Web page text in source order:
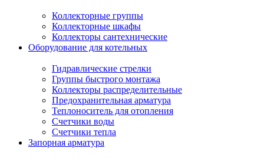
Коллекторные группы
Коллекторные шкафы
Коллекторы сантехнические
Оборудование для котельных
Гидравлические стрелки
Группы быстрого монтажа
Коллекторы распределительные
Предохранительная арматура
Теплоноситель для отопления
Счетчики воды
Счетчики тепла
Запорная арматура